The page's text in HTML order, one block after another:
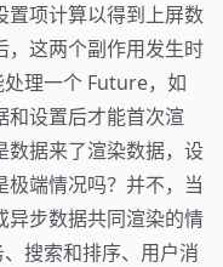
置项计算以得到上屏数
，这两个副作用发生时
理一个 Future，如
和设置后才能首次渲
数据来了渲染数据，设
端情况吗？并不，当
异步数据共同渲染的情
搜索和排序、用户消